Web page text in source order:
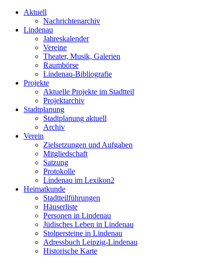
Aktuell
Nachrichtenarchiv
Lindenau
Jahreskalender
Vereine
Theater, Musik, Galerien
Raumbörse
Lindenau-Bibliografie
Projekte
Aktuelle Projekte im Stadtteil
Projektarchiv
Stadtplanung
Stadtplanung aktuell
Archiv
Verein
Zielsetzungen und Aufgaben
Mitgliedschaft
Satzung
Protokolle
Lindenau im Lexikon2
Heimatkunde
Stadtteilführungen
Häuserliste
Personen in Lindenau
Jüdisches Leben in Lindenau
Stolpersteine in Lindenau
Adressbuch Leipzig-Lindenau
Historische Karte